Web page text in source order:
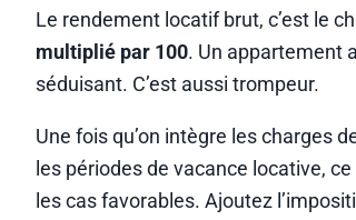
Le rendement locatif brut, c’est le
multiplié par 100. Un appartement
séduisant. C’est aussi trompeur.
Une fois qu’on intègre les charges
les périodes de vacance locative,
les cas favorables. Ajoutez